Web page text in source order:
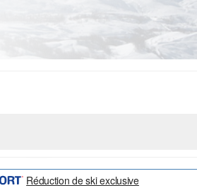
Réduction de ski exclusive